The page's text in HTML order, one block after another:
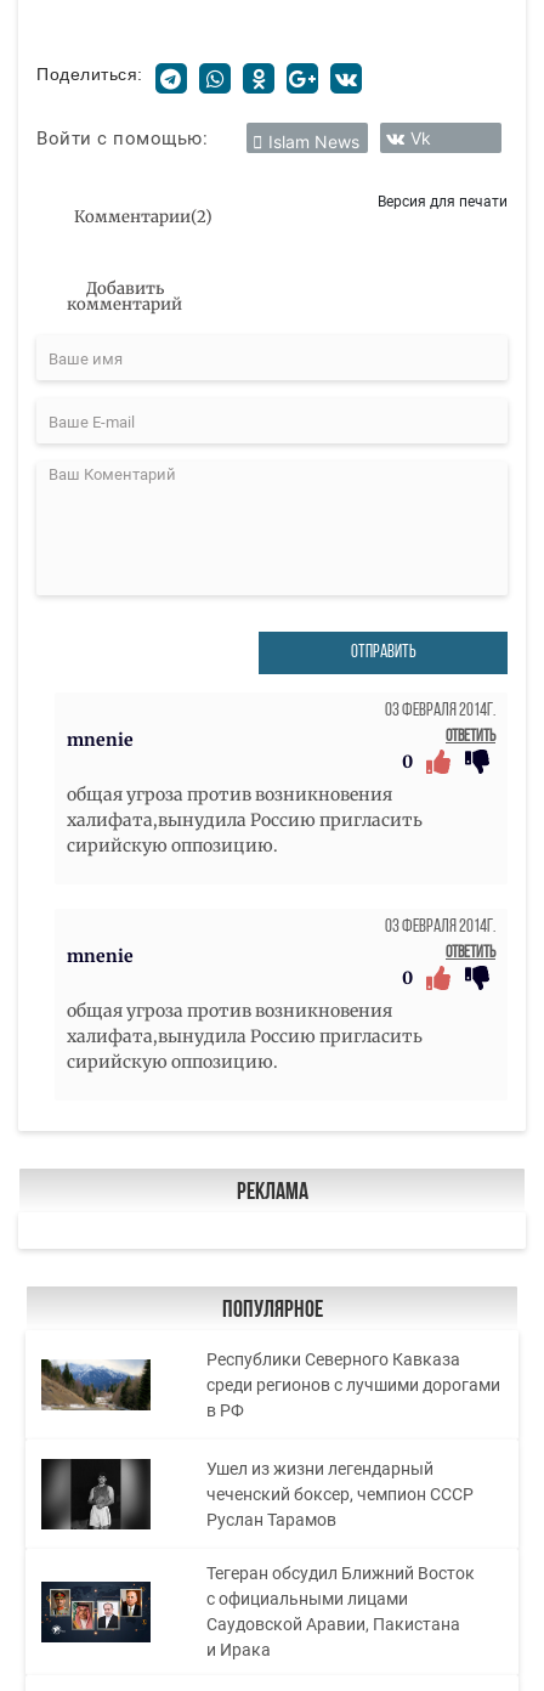
Поделиться:
Войти с помощью: Islam News Vk
Комментарии(2)
Версия для печати
Добавить
комментарий
ОТПРАВИТЬ
mnenie
03 Февраля 2014г.
Ответить
0
общая угроза против возникновения
халифата,вынудила Россию пригласить
сирийскую оппозицию.
mnenie
03 Февраля 2014г.
Ответить
0
общая угроза против возникновения
халифата,вынудила Россию пригласить
сирийскую оппозицию.
Реклама
Популярное
Республики Северного Кавказа
среди регионов с лучшими дорогами
в РФ
Ушел из жизни легендарный
чеченский боксер, чемпион СССР
Руслан Тарамов
Тегеран обсудил Ближний Восток
с официальными лицами
Саудовской Аравии, Пакистана
и Ирака